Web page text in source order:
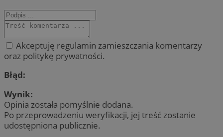
Akceptuję regulamin zamieszczania komentarzy
oraz politykę prywatności.
Błąd:
Wynik:
Opinia została pomyślnie dodana.
Po przeprowadzeniu weryfikacji, jej treść zostanie
udostępniona publicznie.